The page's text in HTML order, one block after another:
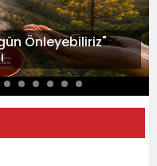
Önleyebiliriz"